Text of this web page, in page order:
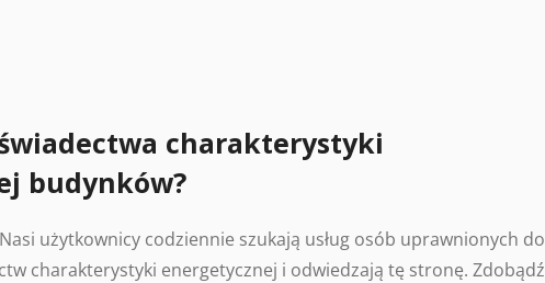
charakterystyki
budynków?
użytkownicy codziennie szukają usług osób uprawnionych do
charakterystyki energetycznej i odwiedzają tę stronę. Zdobądź